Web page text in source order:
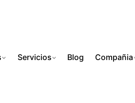
Servicios Blog Compañia